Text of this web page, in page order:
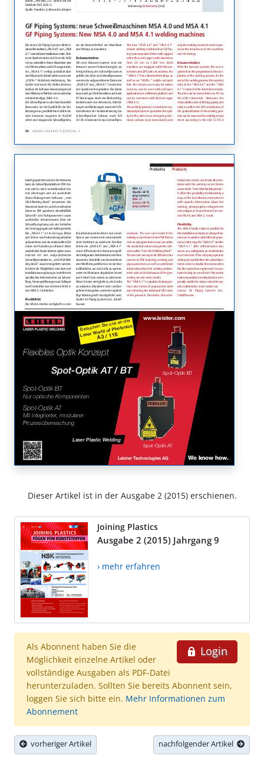
Dieser Artikel ist in der Ausgabe 2 (2015) erschienen.
Joining Plastics
Ausgabe 2 (2015) Jahrgang 9
› mehr erfahren
Login
Als Abonnent haben Sie die
Möglichkeit einzelne Artikel oder
vollständige Ausgaben als PDF-Datei
herunterzuladen. Sollten Sie bereits Abonnent sein,
loggen Sie sich bitte ein. Mehr Informationen zum
Abonnement
vorheriger Artikel nachfolgender Artikel